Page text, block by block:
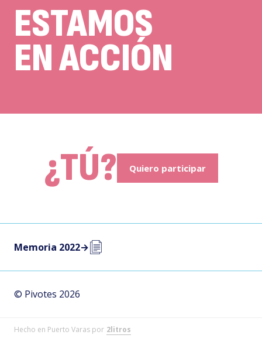
ESTAMOS
EN ACCIÓN
¿TÚ? Quiero participar
© Pivotes 2026
Memoria 2022→
Hecho en Puerto Varas por 2litros